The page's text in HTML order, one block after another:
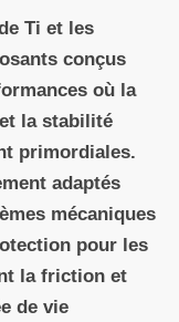
Ti et les
conçus
où la
la stabilité
primordiales.
adaptés
mécaniques
pour les
la friction et
de vie